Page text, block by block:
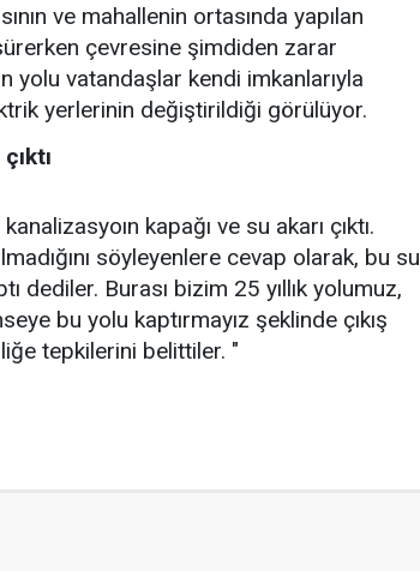
ve mahallenin ortasında yapılan
çevresine şimdiden zarar
yolu vatandaşlar kendi imkanlarıyla
yerlerinin değiştirildiği görülüyor.
kapağı ve su akarı çıktı.
söyleyenlere cevap olarak, bu su
dediler. Burası bizim 25 yıllık yolumuz,
bu yolu kaptırmayız şeklinde çıkış
tepkilerini belittiler. "